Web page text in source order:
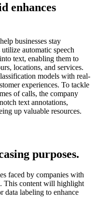
enhances
businesses stay
automatic speech
text, enabling them to
locations, and services.
models with real-
experiences. To tackle
of calls, the company
text annotations,
up valuable resources.
purposes.
faced by companies with
This content will highlight
data labeling to enhance